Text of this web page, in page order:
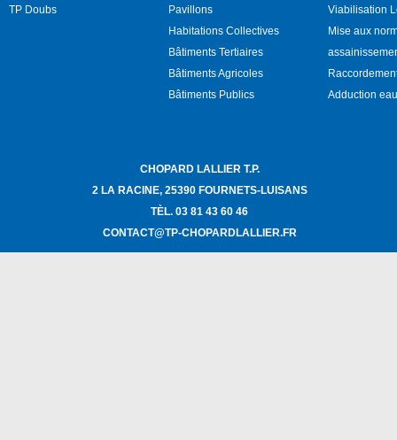
TP Doubs
Pavillons
Habitations Collectives
Bâtiments Tertiaires
Bâtiments Agricoles
Bâtiments Publics
Viabilisation
Mise aux
Adduction
CHOPARD LALLIER T.P.
2 LA RACINE, 25390 FOURNETS-LUISANS
TÈL. 03 81 43 60 46
CONTACT@TP-CHOPARDLALLIER.FR